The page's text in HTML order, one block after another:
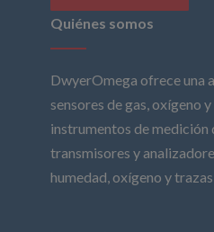
Quiénes somos
DwyerOmega ofrece una
sensores de gas, oxígeno
instrumentos de medición
transmisores y
humedad, oxígeno y